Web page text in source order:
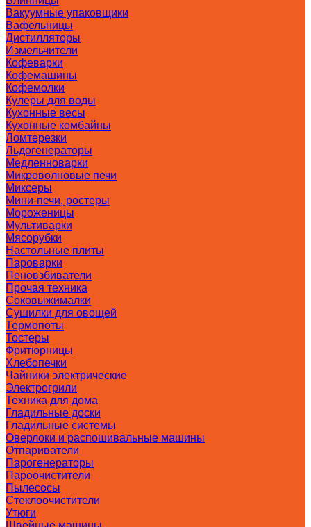
Вакуумные упаковщики
Вафельницы
Дистилляторы
Измельчители
Кофеварки
Кофемашины
Кофемолки
Кулеры для воды
Кухонные весы
Кухонные комбайны
Ломтерезки
Льдогенераторы
Медленноварки
Микроволновые печи
Миксеры
Мини-печи, ростеры
Мороженицы
Мультиварки
Мясорубки
Настольные плиты
Пароварки
Пеновзбиватели
Прочая техника
Соковыжималки
Сушилки для овощей
Термопоты
Тостеры
Фритюрницы
Хлебопечки
Чайники электрические
Электрогрили
Техника для дома
Гладильные доски
Гладильные системы
Оверлоки и распошивальные машины
Отпариватели
Парогенераторы
Пароочистители
Пылесосы
Стеклоочистители
Утюги